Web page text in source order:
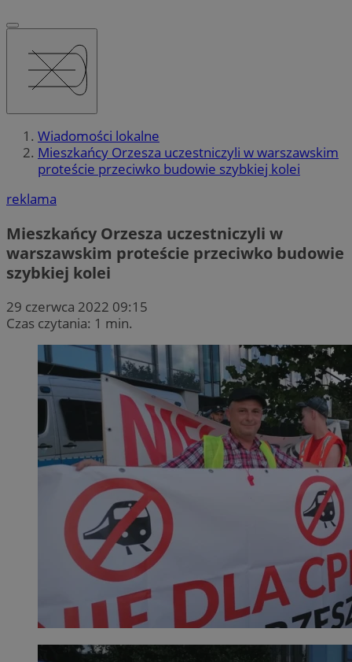
Wiadomości lokalne
Mieszkańcy Orzesza uczestniczyli w warszawskim
proteście przeciwko budowie szybkiej kolei
reklama
Mieszkańcy Orzesza uczestniczyli w
warszawskim proteście przeciwko budowie
szybkiej kolei
29 czerwca 2022 09:15
Czas czytania: 1 min.